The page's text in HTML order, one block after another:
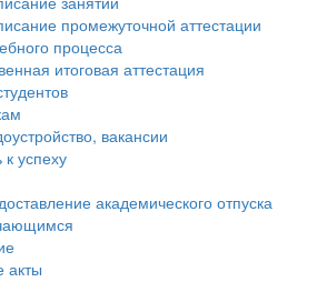
промежуточной аттестации
процесса
итоговая аттестация
вакансии
к успеху
академического отпуска
акты